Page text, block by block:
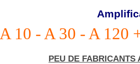
A 10 - A 30 - A 120
PEU DE FABRICANTS